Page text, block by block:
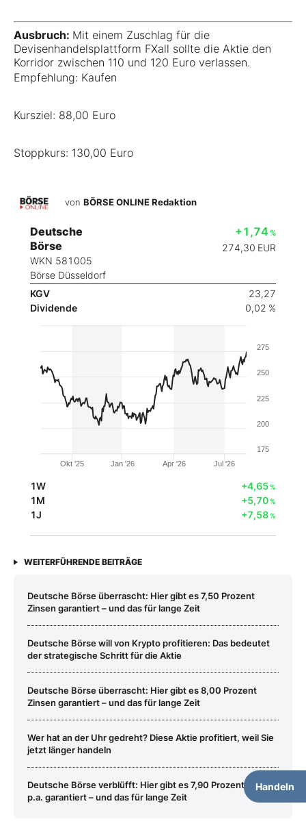
Ausbruch: Mit einem Zuschlag für die
Devisenhandelsplattform FXall sollte die Aktie den
Korridor zwischen 110 und 120 Euro verlassen.
Empfehlung: Kaufen
Kursziel: 88,00 Euro
Stoppkurs: 130,00 Euro
von BÖRSE ONLINE Redaktion
Deutsche
Börse
WKN 581005
Börse Düsseldorf
+1,74 %
274,30 EUR
KGV
23,27
Dividende
0,02 %
Handeln
Okt '25 Jan '26 Apr '26 Jul '26
175
200
225
250
275
1W +4,65%
1M +5,70%
1J +7,58%
WEITERFÜHRENDE BEITRÄGE
Deutsche Börse überrascht: Hier gibt es 7,50 Prozent
Zinsen garantiert – und das für lange Zeit
Deutsche Börse will von Krypto profitieren: Das bedeutet
der strategische Schritt für die Aktie
Deutsche Börse überrascht: Hier gibt es 8,00 Prozent
Zinsen garantiert – und das für lange Zeit
Wer hat an der Uhr gedreht? Diese Aktie profitiert, weil Sie
jetzt länger handeln
Deutsche Börse verblüfft: Hier gibt es 7,90 Prozent Zinsen
p.a. garantiert – und das für lange Zeit